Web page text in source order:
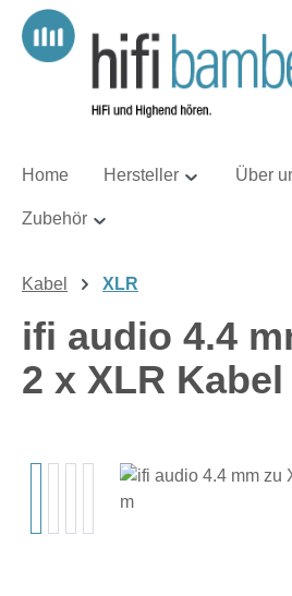
Hauptinhalt springen
Zur Suche springen
Zur Hauptnavigation springen
Home Hersteller Über
Zubehör
Kabel XLR
ifi audio 4.4
2 x XLR Kabel
Bildergalerie überspringen